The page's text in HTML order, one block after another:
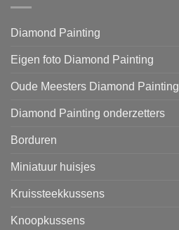
Diamond Painting
Eigen foto Diamond Painting
Oude Meesters Diamond Painting
Diamond Painting onderzetters
Borduren
Miniatuur huisjes
Kruissteekkussens
Knoopkussens